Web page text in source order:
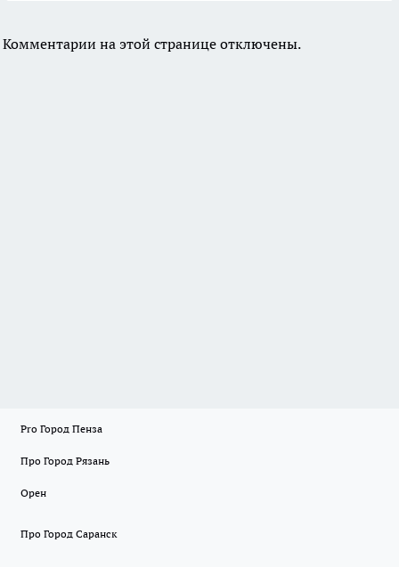
Комментарии на этой странице отключены.
Pro Город Пенза
Про Город Рязань
Орен
Про Город Саранск